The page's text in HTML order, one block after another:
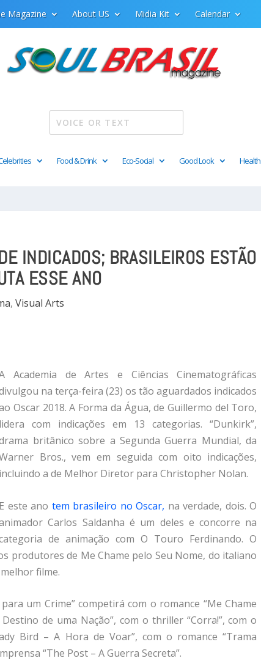
Magazine About US Midia Kit Calendar
Food & Drink Eco-Social Good Look Health
INDICADOS; BRASILEIROS ESTÃO
ESSE ANO
, Visual Arts
Academia de Artes e Ciências Cinematográficas
na terça-feira (23) os tão aguardados indicados
Oscar 2018. A Forma da Água, de Guillermo del Toro,
lidera com indicações em 13 categorias. “Dunkirk”,
britânico sobre a Segunda Guerra Mundial, da
Bros., vem em seguida com oito indicações,
incluindo a de Melhor Diretor para Christopher Nolan.
E este ano tem brasileiro no Oscar, na verdade, dois. O
Carlos Saldanha é um deles e concorre na
de animação com O Touro Ferdinando. O
produtores de Me Chame pelo Seu Nome, do italiano
filme.
um Crime” competirá com o romance “Me Chame
de uma Nação”, com o thriller “Corra!”, com o
Bird – A Hora de Voar”, com o romance “Trama
“The Post – A Guerra Secreta”.